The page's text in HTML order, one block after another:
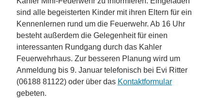
sind alle begeisterten Kinder mit ihren Eltern für ein
Kennenlernen rund um die Feuerwehr. Ab 16 Uhr
besteht außerdem die Gelegenheit für einen
interessanten Rundgang durch das Kahler
Feuerwehrhaus. Zur besseren Planung wird um
Anmeldung bis 9. Januar telefonisch bei Evi Ritter
(06188 81122) oder über das Kontaktformular
gebeten.